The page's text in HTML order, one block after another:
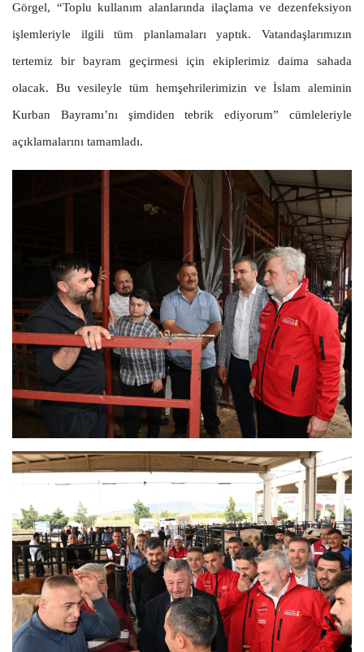
Görgel, “Toplu kullanım alanlarında ilaçlama ve dezenfeksiyon
işlemleriyle ilgili tüm planlamaları yaptık. Vatandaşlarımızın
tertemiz bir bayram geçirmesi için ekiplerimiz daima sahada
olacak. Bu vesileyle tüm hemşehrilerimizin ve İslam aleminin
Kurban Bayramı’nı şimdiden tebrik ediyorum” cümleleriyle
açıklamalarını tamamladı.